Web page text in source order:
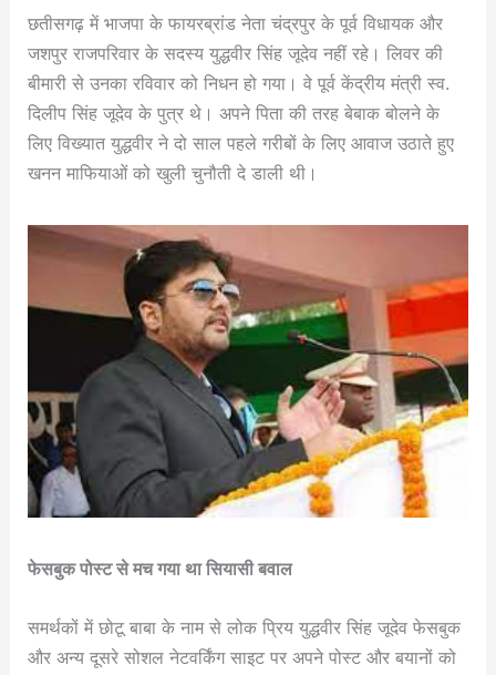
छतीसगढ़ में भाजपा के फायरब्रांड नेता चंद्रपुर के पूर्व विधायक और
जशपुर राजपरिवार के सदस्य युद्धवीर सिंह जूदेव नहीं रहे। लिवर की
बीमारी से उनका रविवार को निधन हो गया। वे पूर्व केंद्रीय मंत्री स्व.
दिलीप सिंह जूदेव के पुत्र थे। अपने पिता की तरह बेबाक बोलने के
लिए विख्यात युद्धवीर ने दो साल पहले गरीबों के लिए आवाज उठाते हुए
खनन माफियाओं को खुली चुनौती दे डाली थी।
फेसबुक पोस्ट से मच गया था सियासी बवाल
समर्थकों में छोटू बाबा के नाम से लोक प्रिय युद्धवीर सिंह जूदेव फेसबुक
और अन्य दूसरे सोशल नेटवर्किंग साइट पर अपने पोस्ट और बयानों को